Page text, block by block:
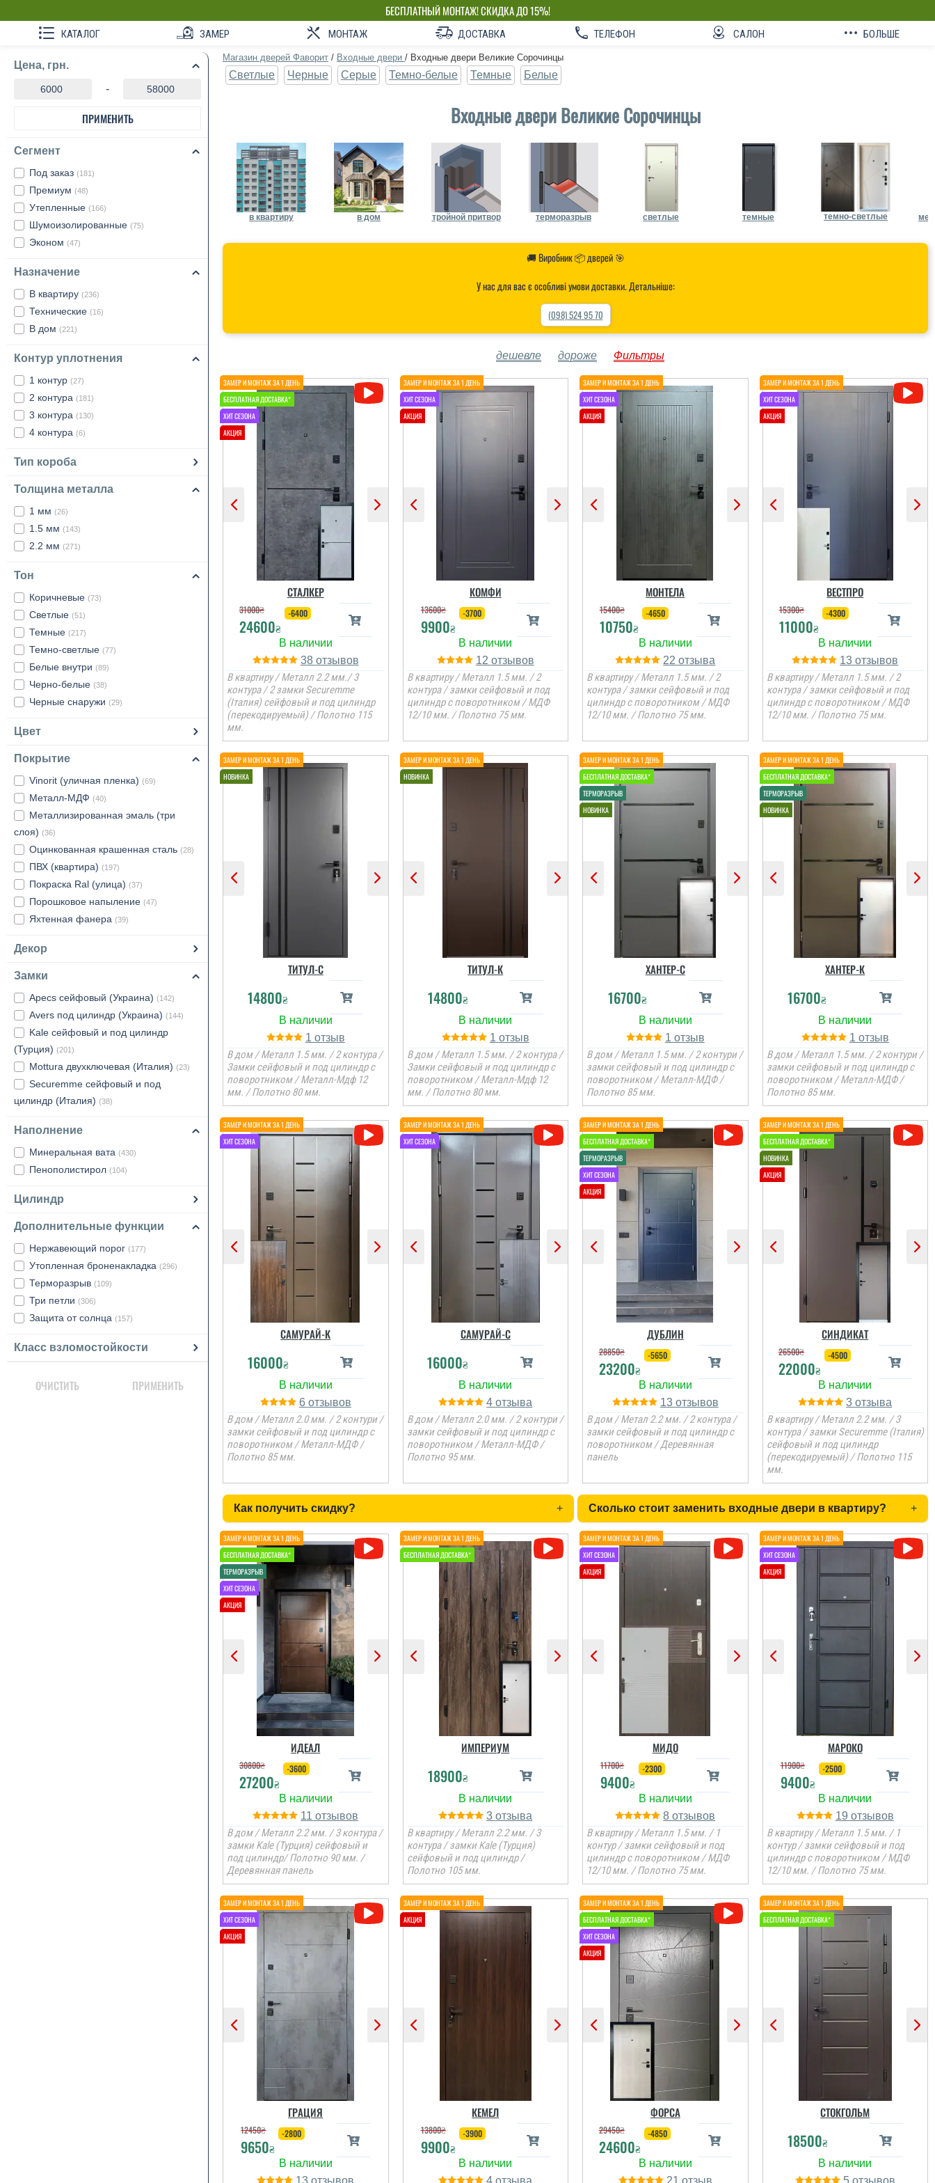
БЕСПЛАТНЫЙ МОНТАЖ! СКИДКА ДО 15%!
СОБСТВЕННОЕ ПРОИЗВОДСТВО-НЕ ПЕРЕПЛАЧИВАЙ!
КАТАЛОГ ЗАМЕР МОНТАЖ ДОСТАВКА ТЕЛЕФОН САЛОН БОЛЬШЕ
Цена, грн.
-
ПРИМЕНИТЬ
Сегмент
Под заказ (181)
Премиум (48)
Утепленные (166)
Шумоизолированные (75)
Эконом (47)
Назначение
В квартиру (236)
Технические (16)
В дом (221)
Контур уплотнения
1 контур (27)
2 контура (181)
3 контура (130)
4 контура (6)
Тип короба
Толщина металла
1 мм (26)
1.5 мм (143)
2.2 мм (271)
Тон
Коричневые (73)
Светлые (51)
Темные (217)
Темно-светлые (77)
Белые внутри (89)
Черно-белые (38)
Черные снаружи (29)
Цвет
Покрытие
Vinorit (уличная пленка) (69)
Металл-МДФ (40)
Металлизированная эмаль (три
слоя) (36)
Оцинкованная крашенная сталь (28)
ПВХ (квартира) (197)
Покраска Ral (улица) (37)
Порошковое напыление (47)
Яхтенная фанера (39)
Декор
Замки
Apecs сейфовый (Украина) (142)
Avers под цилиндр (Украина) (144)
Kale сейфовый и под цилиндр
(Турция) (201)
Mottura двухключевая (Италия) (23)
Securemme сейфовый и под
цилиндр (Италия) (38)
Наполнение
Минеральная вата (430)
Пенополистирол (104)
Цилиндр
Дополнительные функции
Нержавеющий порог (177)
Утопленная броненакладка (296)
Терморазрыв (109)
Три петли (306)
Защита от солнца (157)
Класс взломостойкости
ОЧИСТИТЬ ПРИМЕНИТЬ
Магазин дверей Фаворит / Входные двери / Входные двери Великие Сорочинцы
Светлые Черные Серые Темно-белые Темные Белые
Входные двери Великие Сорочинцы
в квартиру в дом тройной притвор терморазрыв светлые темные темно-светлые
🚚 Виробник 📦 дверей 🎯
У нас для вас є особливі умови доставки. Детальніше:
(098) 524 95 70
дешевле дороже Фильтры
Добротні квартирні двері
з хорошим запасом
міцності та
герметичності.
читати всі відгуки
СТАЛКЕР
31000₴
24600₴
-6400
38
В квартиру / Металл 2.2 мм./ 3
контура / 2 замки Securemme
(Італия) сейфовый и под цилиндр
(перекодируемый) / Полотно 115
мм.
надає компанія такі
дверей, виявлення
слабких місць щодо
теплоізоляції т...
КОМФИ
13600₴
9900₴
-3700
12
В квартиру / Металл 1.5 мм. / 2
контура / замки сейфовый и под
цилиндр с поворотником / МДФ
12/10 мм. / Полотно 75 мм.
Іван
Ніяких взагалі притензій
до фірми, все виконали
вчасно, акуратно.
Дякую.
читати всі відгуки
МОНТЕЛА
15400₴
10750₴
-4650
22
В квартиру / Металл 1.5 мм. / 2
контура / замки сейфовый и под
цилиндр с поворотником / МДФ
12/10 мм. / Полотно 75 мм.
Віктор
встановили швидко,
непогано
читати всі відгуки
ВЕСТПРО
15300₴
11000₴
-4300
13
В квартиру / Металл 1.5 мм. / 2
контура / замки сейфовый и под
цилиндр с поворотником / МДФ
12/10 мм. / Полотно 75 мм.
ТИТУЛ-C
14800₴
1
В дом / Металл 1.5 мм. / 2 контура /
Замки сейфовый и под цилиндр с
поворотником / Металл-Мдф 12
мм. / Полотно 80 мм.
ТИТУЛ-К
14800₴
1
В дом / Металл 1.5 мм. / 2 контура /
Замки сейфовый и под цилиндр с
поворотником / Металл-Мдф 12
мм. / Полотно 80 мм.
ХАНТЕР-С
16700₴
1
В дом / Металл 1.5 мм. / 2 контури /
замки сейфовый и под цилиндр с
поворотником / Металл-МДФ /
Полотно 85 мм.
ХАНТЕР-К
16700₴
1
В дом / Металл 1.5 мм. / 2 контури /
замки сейфовый и под цилиндр с
поворотником / Металл-МДФ /
Полотно 85 мм.
САМУРАЙ-К
16000₴
6
В дом / Металл 2.0 мм. / 2 контури /
замки сейфовый и под цилиндр с
поворотником / Металл-МДФ /
Полотно 85 мм.
САМУРАЙ-С
16000₴
4
В дом / Металл 2.0 мм. / 2 контури /
замки сейфовый и под цилиндр с
поворотником / Металл-МДФ /
Полотно 95 мм.
ДУБЛИН
28850₴
23200₴
-5650
13
В дом / Метал 2.2 мм. / 2 контура /
замки сейфовый и под цилиндр с
поворотником / Деревянная
панель
СИНДИКАТ
26500₴
22000₴
-4500
3
В квартиру / Металл 2.2 мм. / 3
контура / замки Securemme (Італия)
сейфовый и под цилиндр
(перекодируемый) / Полотно 115
мм.
Как получить скидку? + Сколько стоит заменить входные двери в квартиру? +
ИДЕАЛ
30800₴
27200₴
-3600
11
В дом / Металл 2.2 мм. / 3 контура /
замки Kale (Турция) сейфовый и
под цилиндр/ Полотно 90 мм. /
Деревянная панель
ИМПЕРИУМ
18900₴
3
В квартиру / Металл 2.2 мм. / 3
контура / замки Kale (Турция)
сейфовый и под цилиндр /
Полотно 105 мм.
МИДО
11700₴
9400₴
-2300
8
В квартиру / Металл 1.5 мм. / 1
контур / замки сейфовый и под
цилиндр с поворотником / МДФ
12/10 мм. / Полотно 75 мм.
МАРОКО
11900₴
9400₴
-2500
19
В квартиру / Металл 1.5 мм. / 1
контур / замки сейфовый и под
цилиндр с поворотником / МДФ
12/10 мм. / Полотно 75 мм.
ГРАЦИЯ
12450₴
9650₴
-2800
13
КЕМЕЛ
13800₴
9900₴
-3900
4
ФОРСА
29450₴
24600₴
-4850
21
СТОКГОЛЬМ
18500₴
5